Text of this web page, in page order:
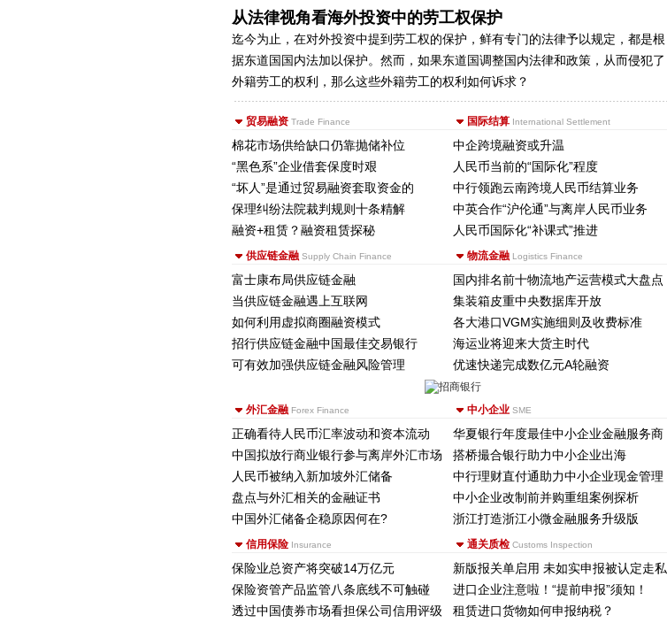
从法律视角看海外投资中的劳工权保护
迄今为止，在对外投资中提到劳工权的保护，鲜有专门的法律予以规定，都是根
据东道国国内法加以保护。然而，如果东道国调整国内法律和政策，从而侵犯了
外籍劳工的权利，那么这些外籍劳工的权利如何诉求？
贸易融资 Trade Finance
棉花市场供给缺口仍靠抛储补位
“黑色系”企业借套保度时艰
“坏人”是通过贸易融资套取资金的
保理纠纷法院裁判规则十条精解
融资+租赁？融资租赁探秘
国际结算 International Settlement
中企跨境融资或升温
人民币当前的“国际化”程度
中行领跑云南跨境人民币结算业务
中英合作“沪伦通”与离岸人民币业务
人民币国际化“补课式”推进
供应链金融 Supply Chain Finance
富士康布局供应链金融
当供应链金融遇上互联网
如何利用虚拟商圈融资模式
招行供应链金融中国最佳交易银行
可有效加强供应链金融风险管理
物流金融 Logistics Finance
国内排名前十物流地产运营模式大盘点
集装箱皮重中央数据库开放
各大港口VGM实施细则及收费标准
海运业将迎来大货主时代
优速快递完成数亿元A轮融资
外汇金融 Forex Finance
正确看待人民币汇率波动和资本流动
中国拟放行商业银行参与离岸外汇市场
人民币被纳入新加坡外汇储备
盘点与外汇相关的金融证书
中国外汇储备企稳原因何在?
中小企业 SME
华夏银行年度最佳中小企业金融服务商
搭桥撮合银行助力中小企业出海
中行理财直付通助力中小企业现金管理
中小企业改制前并购重组案例探析
浙江打造浙江小微金融服务升级版
信用保险 Insurance
保险业总资产将突破14万亿元
保险资管产品监管八条底线不可触碰
透过中国债券市场看担保公司信用评级
通关质检 Customs Inspection
新版报关单启用 未如实申报被认定走私
进口企业注意啦！“提前申报”须知！
租赁进口货物如何申报纳税？